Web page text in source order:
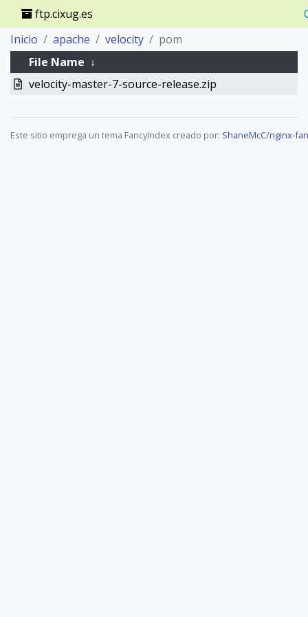
ftp.cixug.es
Inicio
apache velocity
pom
File Name ↓
velocity-master-7-source-release.zip
Este sitio emprega un tema FancyIndex creado por: ShaneMcC/nginx-